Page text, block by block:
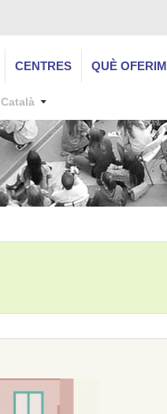
CENTRES QUÈ OFERIM
Català